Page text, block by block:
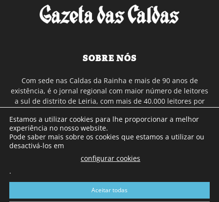
SOBRE NÓS
Com sede nas Caldas da Rainha e mais de 90 anos de
existência, é o jornal regional com maior número de leitores
a sul de distrito de Leiria, com mais de 40.000 leitores por
Continental e assinatura online.
SIGA-NOS
Estamos a utilizar cookies para lhe proporcionar a melhor
experiência no nosso website.
Pode saber mais sobre os cookies que estamos a utilizar ou
desactivá-los em
configurar cookies
.
Aceitar todas